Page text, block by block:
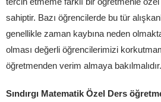
sahiptir. Bazı öğrencilerde bu tür
genellikle zaman kaybına neden
olması değerli öğrencilerimizi
öğretmenden verim almaya bakılmalıdır.
Sındırgı Matematik Özel Ders